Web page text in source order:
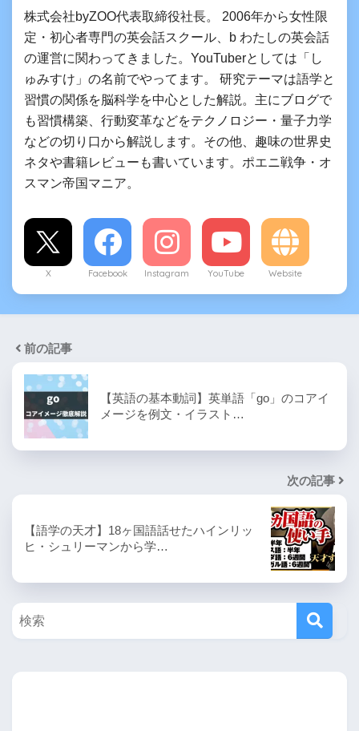
株式会社byZOO代表取締役社長。 2006年から女性限
定・初心者専門の英会話スクール、b わたしの英会話
の運営に関わってきました。YouTuberとしては「し
ゅみすけ」の名前でやってます。 研究テーマは語学と
習慣の関係を脳科学を中心とした解説。主にブログで
も習慣構築、行動変革などをテクノロジー・量子力学
などの切り口から解説します。その他、趣味の世界史
ネタや書籍レビューも書いています。ポエニ戦争・オ
スマン帝国マニア。
X Facebook Instagram YouTube Website
前の記事
【英語の基本動詞】英単語「go」のコアイ
メージを例文・イラスト…
次の記事
【語学の天才】18ヶ国語話せたハインリッ
ヒ・シュリーマンから学…